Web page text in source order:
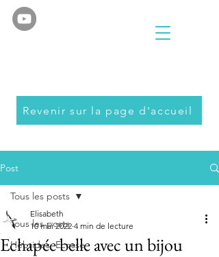
Revenir sur la page d'accueil
Post
Tous les posts
Hébrides, Ecosse
Tous les posts
Echapée belle avec un bijou
Elisabeth
10 mai 2022 4 min de lecture